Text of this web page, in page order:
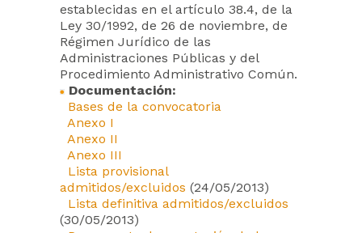
establecidas en el artículo 38.4, de la
Ley 30/1992, de 26 de noviembre, de
Régimen Jurídico de las
Administraciones Públicas y del
Procedimiento Administrativo Común.
Documentación:
Bases de la convocatoria
Anexo I
Anexo II
Anexo III
Lista provisional
admitidos/excluidos (24/05/2013)
Lista definitiva admitidos/excluidos
(30/05/2013)